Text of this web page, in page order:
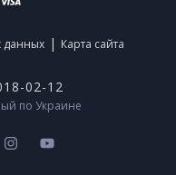
данных | Карта сайта
02-12
по Украине